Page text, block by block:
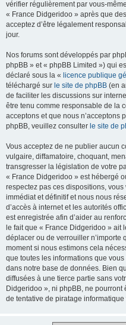
vérifier régulièrement par vous-
« France Didgeridoo » après que
acceptez d’être légalement
jour.
Nos forums sont développés par
phpBB » et « phpBB Limited ») qui
déclaré sous la « licence publique
téléchargé sur le site de phpBB (en
de faciliter les discussions sur
être tenu comme responsable de la
acceptons et que nous n’acceptons
phpBB, veuillez consulter le site de
Vous acceptez de ne publier aucun
vulgaire, diffamatoire, choquant,
transgresser la législation de votre
« France Didgeridoo » est hébergé
respectez pas ces dispositions,
immédiat et définitif et nous nous
d’accès à internet et les autorités
est enregistrée afin d’aider au
le fait que « France Didgeridoo » ait
déplacer ou de verrouiller n’importe
moment si nous estimons cela
que toutes les informations que
dans notre base de données. Bien
diffusées à une tierce partie sans
Didgeridoo », ni phpBB, ne
de tentative de piratage